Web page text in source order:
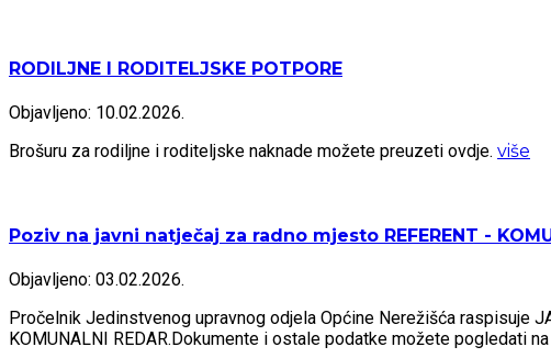
RODILJNE I RODITELJSKE POTPORE
Objavljeno: 10.02.2026.
Brošuru za rodiljne i roditeljske naknade možete preuzeti ovdje. više
Poziv na javni natječaj za radno mjesto REFERENT -
Objavljeno: 03.02.2026.
Pročelnik Jedinstvenog upravnog odjela Općine Nerežišća raspisuje
KOMUNALNI REDAR.Dokumente i ostale podatke možete pogledati